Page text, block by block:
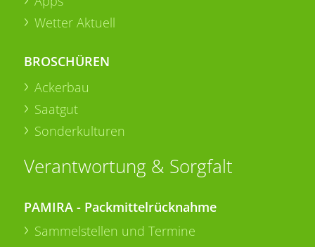
Wetter Aktuell
BROSCHÜREN
Ackerbau
Saatgut
Sonderkulturen
Verantwortung & Sorgfalt
PAMIRA - Packmittelrücknahme
Sammelstellen und Termine